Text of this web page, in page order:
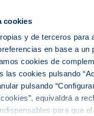
cookies
y de terceros
en base a
cookies de
las cookies pulsando
pulsando
equivaldrá a
para que
nosotros